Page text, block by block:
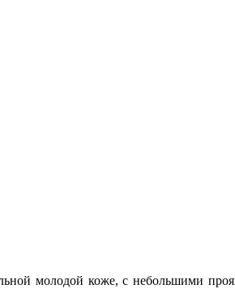
молодой коже, с небольшими